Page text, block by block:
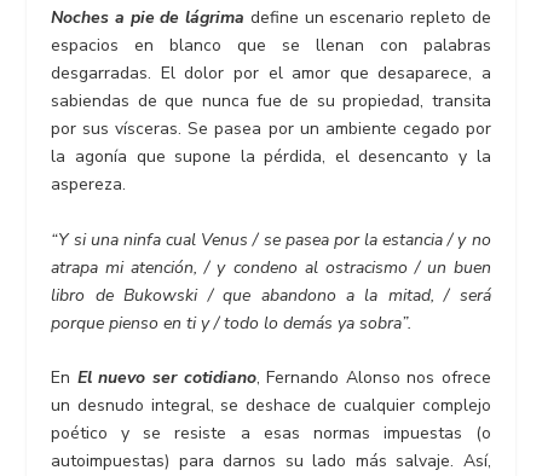
Noches a pie de lágrima define un escenario repleto de
espacios en blanco que se llenan con palabras
desgarradas. El dolor por el amor que desaparece, a
sabiendas de que nunca fue de su propiedad, transita
por sus vísceras. Se pasea por un ambiente cegado por
la agonía que supone la pérdida, el desencanto y la
aspereza.
“Y si una ninfa cual Venus / se pasea por la estancia / y no
atrapa mi atención, / y condeno al ostracismo / un buen
libro de Bukowski / que abandono a la mitad, / será
porque pienso en ti y / todo lo demás ya sobra”.
En El nuevo ser cotidiano, Fernando Alonso nos ofrece
un desnudo integral, se deshace de cualquier complejo
poético y se resiste a esas normas impuestas (o
autoimpuestas) para darnos su lado más salvaje. Así,